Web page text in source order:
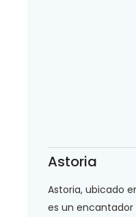
Astoria
Astoria, ubicado
es un